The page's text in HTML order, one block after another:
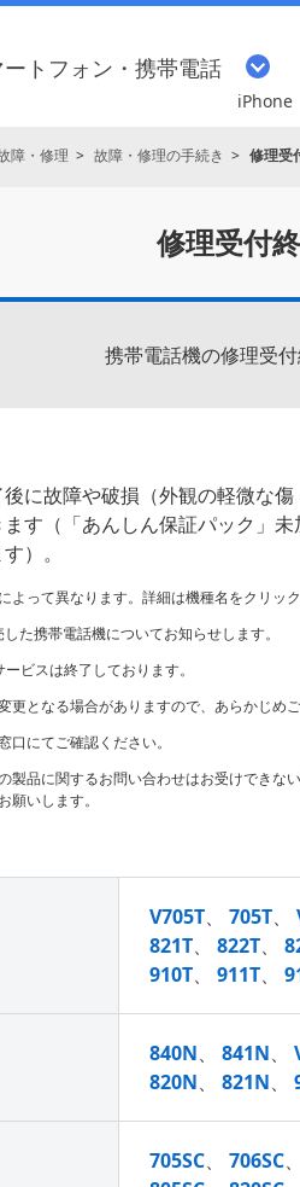
ートフォン・携帯電話
iPhone
障・修理 故障・修理の手続き 修理受
修理受付
携帯電話機の修理受
に故障や破損（外観の軽微な
す（「あんしん保証パック」
）。
よって異なります。詳細は機種名をクリッ
た携帯電話機についてお知らせします。
ビスは終了しております。
更となる場合がありますので、あらかじめご
口にてご確認ください。
製品に関するお問い合わせはお受けできない
願いします。
V705T、 705T、
821T、 822T、
910T、 911T、
840N、 841N、
820N、 821N、
705SC、 706SC、